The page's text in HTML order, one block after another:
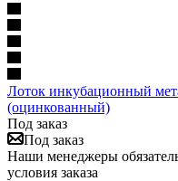
Лоток инкубационный
(оцинкованный)
Под заказ
Под заказ
Наши менеджеры
условия заказа